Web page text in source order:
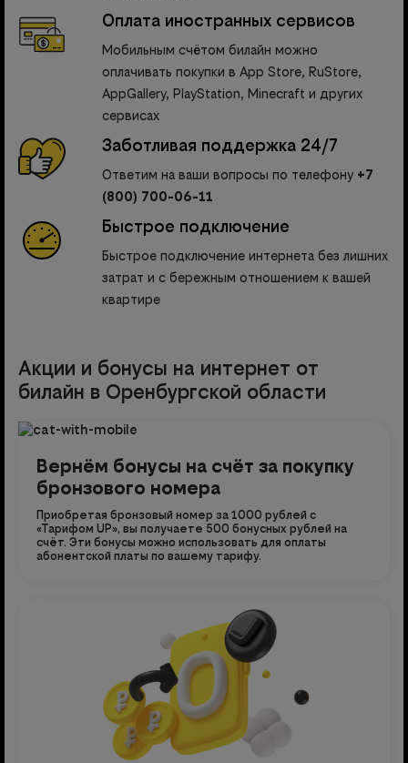
Оплата иностранных сервисов
Мобильным счётом билайн можно
оплачивать покупки в App Store, RuStore,
AppGallery, PlayStation, Minecraft и других
сервисах
Заботливая поддержка 24/7
Ответим на ваши вопросы по телефону +7
(800) 700-06-11
Быстрое подключение
Быстрое подключение интернета без лишних
затрат и с бережным отношением к вашей
квартире
Акции и бонусы на интернет от
билайн в Оренбургской области
Вернём бонусы на счёт за покупку
бронзового номера
Приобретая бронзовый номер за 1000 рублей с
«Тарифом UP», вы получаете 500 бонусных рублей на
счёт. Эти бонусы можно использовать для оплаты
абонентской платы по вашему тарифу.